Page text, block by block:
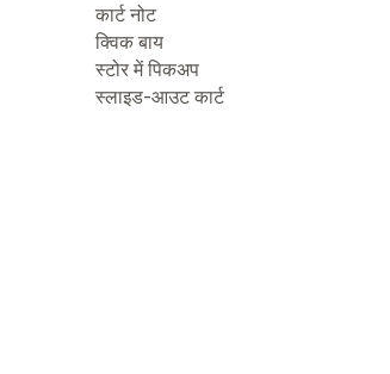
कार्ट नोट
क्विक बाय
स्टोर में पिकअप
स्लाइड-आउट कार्ट